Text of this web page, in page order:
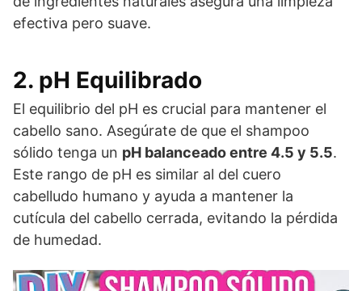
efectiva pero suave.
2. pH Equilibrado
El equilibrio del pH es crucial para mantener el
cabello sano. Asegúrate de que el shampoo
sólido tenga un pH balanceado entre 4.5 y 5.5.
Este rango de pH es similar al del cuero
cabelludo humano y ayuda a mantener la
cutícula del cabello cerrada, evitando la pérdida
de humedad.